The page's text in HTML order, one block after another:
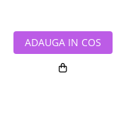
ADAUGA IN COS